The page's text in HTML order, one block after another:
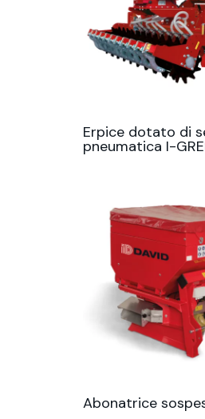
Erpice dotato di
pneumatica I-
Abonatrice